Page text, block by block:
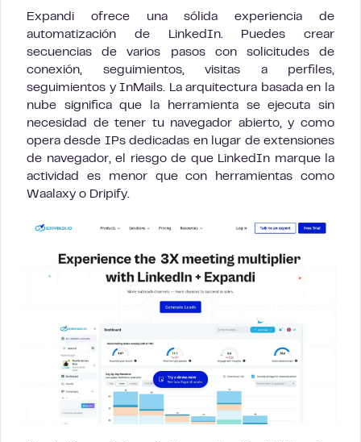
Expandi ofrece una sólida experiencia de
automatización de LinkedIn. Puedes crear
secuencias de varios pasos con solicitudes de
conexión, seguimientos, visitas a perfiles,
seguimientos y InMails. La arquitectura basada en la
nube significa que la herramienta se ejecuta sin
necesidad de tener tu navegador abierto, y como
opera desde IPs dedicadas en lugar de extensiones
de navegador, el riesgo de que LinkedIn marque la
actividad es menor que con herramientas como
Waalaxy o Dripify.